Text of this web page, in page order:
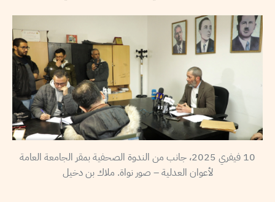
10 فيفري 2025، جانب من الندوة الصحفية بمقر الجامعة العامة
لأعوان العدلية – صور نواة. ملاك بن دخيل